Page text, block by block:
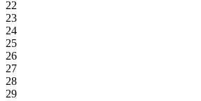
22
23
24
25
26
27
28
29